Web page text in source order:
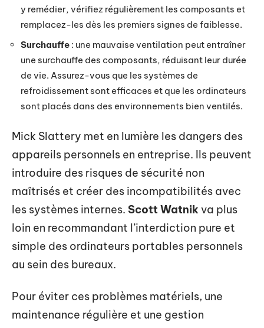
y remédier, vérifiez régulièrement les composants et
remplacez-les dès les premiers signes de faiblesse.
Surchauffe : une mauvaise ventilation peut entraîner
une surchauffe des composants, réduisant leur durée
de vie. Assurez-vous que les systèmes de
refroidissement sont efficaces et que les ordinateurs
sont placés dans des environnements bien ventilés.
Mick Slattery met en lumière les dangers des
appareils personnels en entreprise. Ils peuvent
introduire des risques de sécurité non
maîtrisés et créer des incompatibilités avec
les systèmes internes. Scott Watnik va plus
loin en recommandant l’interdiction pure et
simple des ordinateurs portables personnels
au sein des bureaux.
Pour éviter ces problèmes matériels, une
maintenance régulière et une gestion